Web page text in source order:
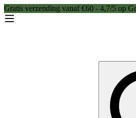
Gratis verzending vanaf €60 - 4,7/5 op